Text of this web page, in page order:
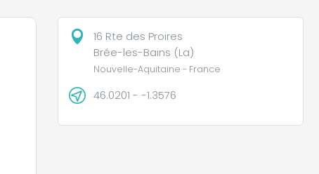
16 Rte des Proires
Brée-les-Bains (La)
Nouvelle-Aquitaine - France
46.0201 - -1.3576